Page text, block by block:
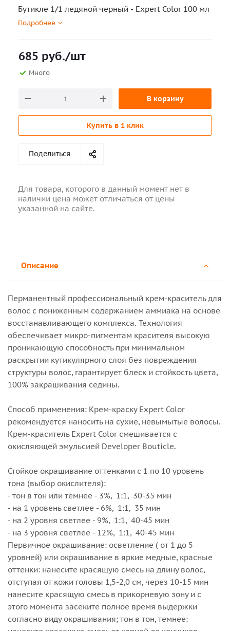
Бутикле 1/1 ледяной черный - Expert Color 100 мл
Подробнее
685 руб./шт
Много
В корзину
Купить в 1 клик
Поделиться
Для товара, которого в данный момент нет в
наличии цена может отличаться от цены
указанной на сайте.
Описание
Перманентный профессиональный крем-краситель для
волос с пониженным содержанием аммиака на основе
восстанавливающего комплекса. Технология
обеспечивает микро-пигментам красителя высокую
проникающую способность при минимальном
раскрытии кутикулярного слоя без повреждения
структуры волос, гарантирует блеск и стойкость цвета,
100% закрашивания седины.
Способ применения: Крем-краску Expert Color
рекомендуется наносить на сухие, невымытые волосы.
Крем-краситель Expert Color смешивается с
окисляющей эмульсией Developer Bouticle.
Стойкое окрашивание оттенками с 1 по 10 уровень
тона (выбор окислителя):
- тон в тон или темнее - 3%, 1:1, 30-35 мин
- на 1 уровень светлее - 6%, 1:1, 35 мин
- на 2 уровня светлее - 9%, 1:1, 40-45 мин
- на 3 уровня светлее - 12%, 1:1, 40-45 мин
Первичное окрашивание: осветление ( от 1 до 5
уровней) или окрашивание в яркие медные, красные
оттенки: нанесите красящую смесь на длину волос,
отступая от кожи головы 1,5-2,0 см, через 10-15 мин
нанесите красящую смесь в прикорневую зону и с
этого момента засеките полное время выдержки
согласно виду окрашивания; тон в тон, темнее: